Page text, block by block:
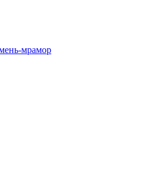
мрамор